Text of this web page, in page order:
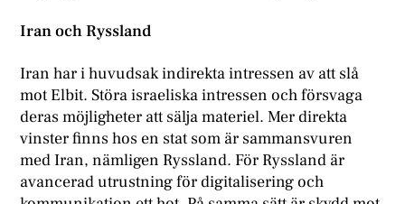
Iran och Ryssland
Iran har i huvudsak indirekta intressen av att slå
mot Elbit. Störa israeliska intressen och försvaga
deras möjligheter att sälja materiel. Mer direkta
vinster finns hos en stat som är sammansvuren
med Iran, nämligen Ryssland. För Ryssland är
avancerad utrustning för digitalisering och